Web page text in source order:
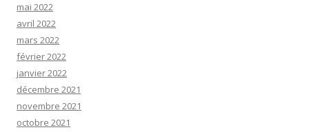
mai 2022
avril 2022
mars 2022
février 2022
janvier 2022
décembre 2021
novembre 2021
octobre 2021